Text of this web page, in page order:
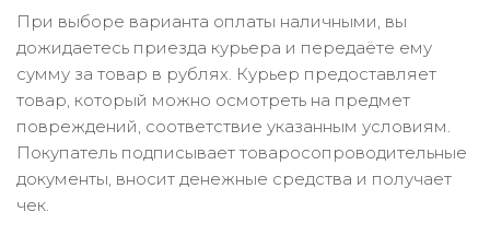
При выборе варианта оплаты наличными, вы
дожидаетесь приезда курьера и передаёте ему
сумму за товар в рублях. Курьер предоставляет
товар, который можно осмотреть на предмет
повреждений, соответствие указанным условиям.
Покупатель подписывает товаросопроводительные
документы, вносит денежные средства и получает
чек.